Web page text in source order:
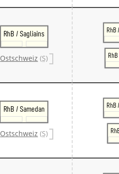
RhB / Sagliains
Ostschweiz (S)
RhB
RhB / Samedan
Ostschweiz (S)
RhB